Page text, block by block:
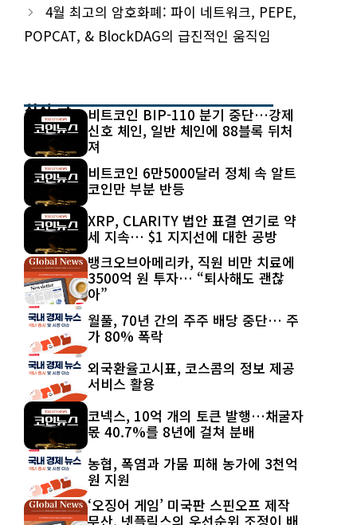
4월 최고의 암호화폐: 파이 네트워크, PEPE,
POPCAT, & BlockDAG의 급진적인 움직임
최신 글
비트코인 BIP-110 분기 중단…강제
신호 체인, 일반 체인에 88블록 뒤처
져
비트코인 6만5000달러 정체 속 알트
코인만 부분 반등
XRP, CLARITY 법안 표결 연기로 약
세 지속… $1 지지선에 대한 공방
뱅크오브아메리카, 직원 비만 치료에
3500억 원 투자… “퇴사해도 괜찮
아”
월풀, 70년 간의 주주 배당 중단… 주
가 80% 폭락
외국환율고시표, 코스콤의 정보 제공
서비스 활용
코넥스, 10억 개의 토큰 발행…채굴자
몫 40.7%를 8년에 걸쳐 분배
농협, 폭염과 가뭄 피해 농가에 3천억
원 지원
‘오징어 게임’ 미국판 스핀오프 제작
무산, 넷플릭스의 우선순위 조정이 배